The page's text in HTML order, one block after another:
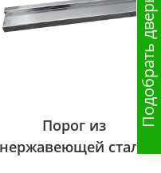
Порог из
нержавеющей стали
Подобрать дверь